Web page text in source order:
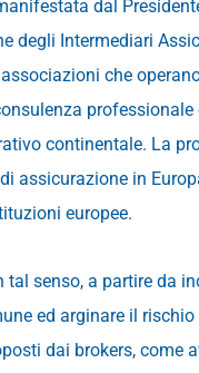
dal
degli Intermediari
che
continentale. La
assicurazione in
europee.
senso, a partire da
ed arginare il
dai brokers, come